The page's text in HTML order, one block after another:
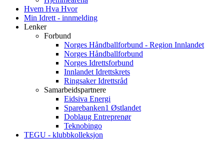
Hvem Hva Hvor
Min Idrett - innmelding
Lenker
Forbund
Norges Håndballforbund - Region Innlandet
Norges Håndballforbund
Norges Idrettsforbund
Innlandet Idrettskrets
Ringsaker Idrettsråd
Samarbeidspartnere
Eidsiva Energi
Sparebanken1 Østlandet
Doblaug Entreprenør
Teknobingo
TEGU - klubbkolleksjon